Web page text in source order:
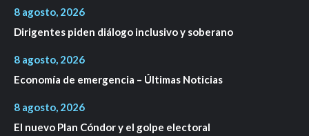
8 agosto, 2026
Dirigentes piden diálogo inclusivo y soberano
8 agosto, 2026
Economía de emergencia – Últimas Noticias
8 agosto, 2026
El nuevo Plan Cóndor y el golpe electoral